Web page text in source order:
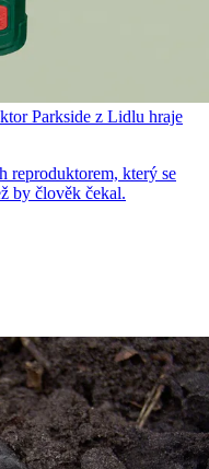
Parkside z Lidlu hraje
reproduktorem, který se
by člověk čekal.